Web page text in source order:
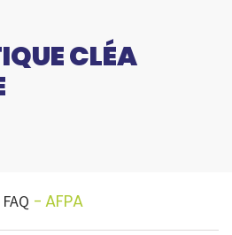
CLÉA
FAQ AFPA